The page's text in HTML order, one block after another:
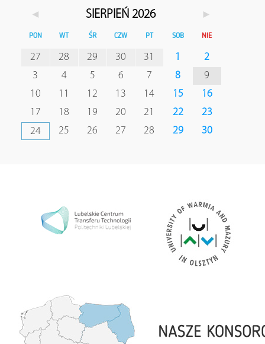
◄ SIERPIEŃ 2026 ►
PON WT ŚR CZW PT SOB NIE
27 28 29 30 31 1
2
3
4 5 6 7 8
9
10
11 12 13 14 15
16
17
18 19 20 21 22
23
24
25 26 27 28 29 30